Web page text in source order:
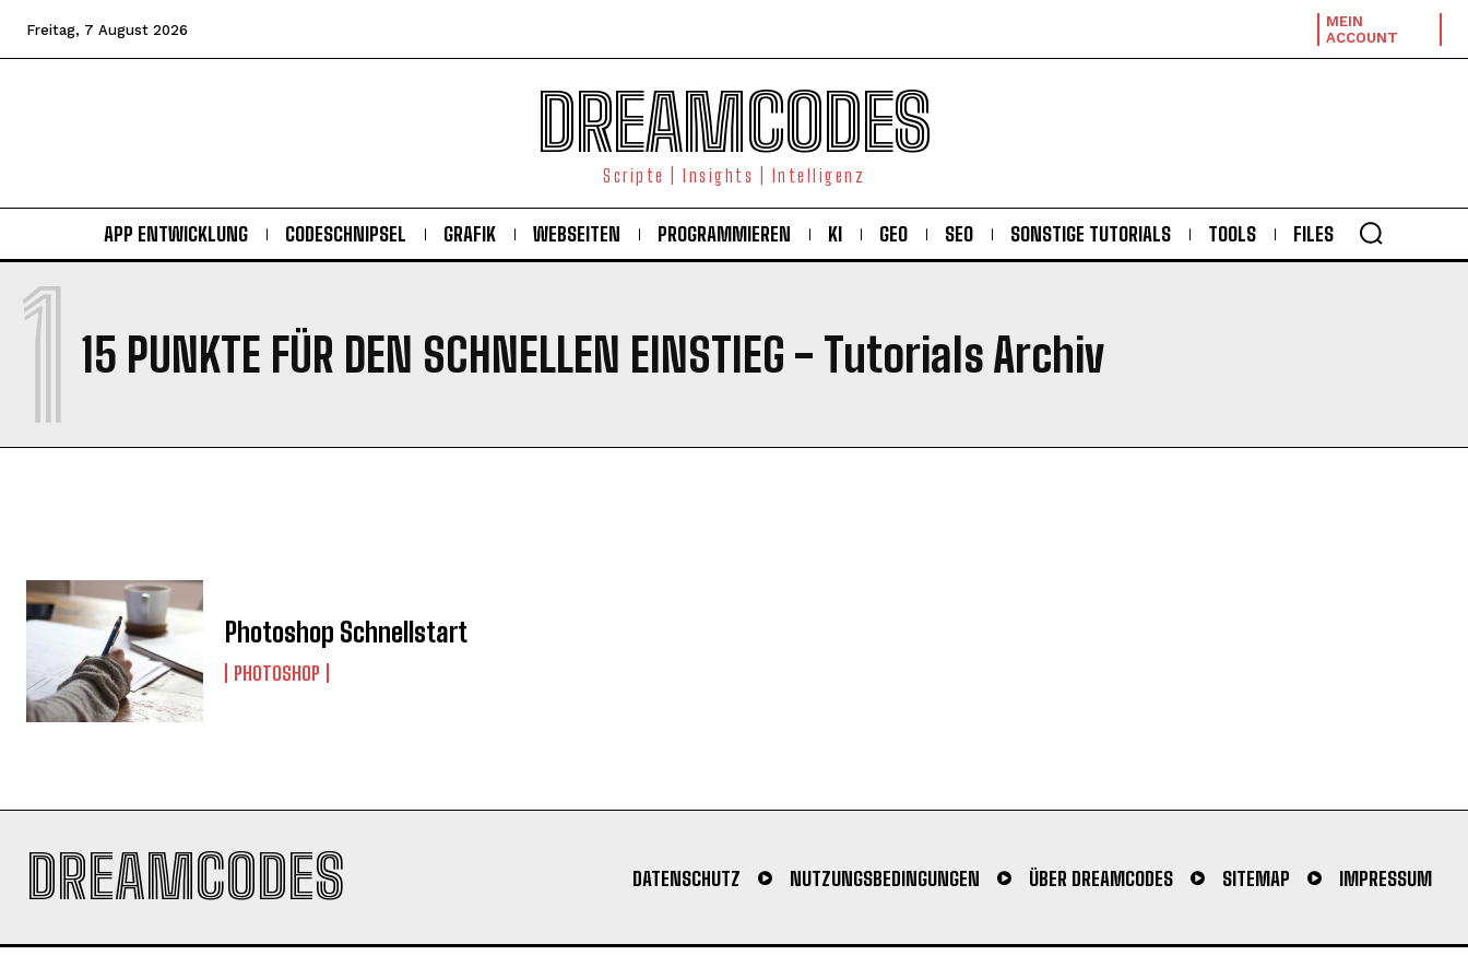
Freitag, 7 August 2026
MEIN
ACCOUNT
DREAMCODES
Scripte | Insights | Intelligenz
APP ENTWICKLUNG CODESCHNIPSEL GRAFIK WEBSEITEN PROGRAMMIEREN KI GEO SEO SONSTIGE TUTORIALS TOOLS FILES
15 PUNKTE FÜR DEN SCHNELLEN EINSTIEG
1 - Tutorials Archiv
Photoshop Schnellstart
PHOTOSHOP
DREAMCODES DATENSCHUTZ NUTZUNGSBEDINGUNGEN ÜBER DREAMCODES SITEMAP IMPRESSUM